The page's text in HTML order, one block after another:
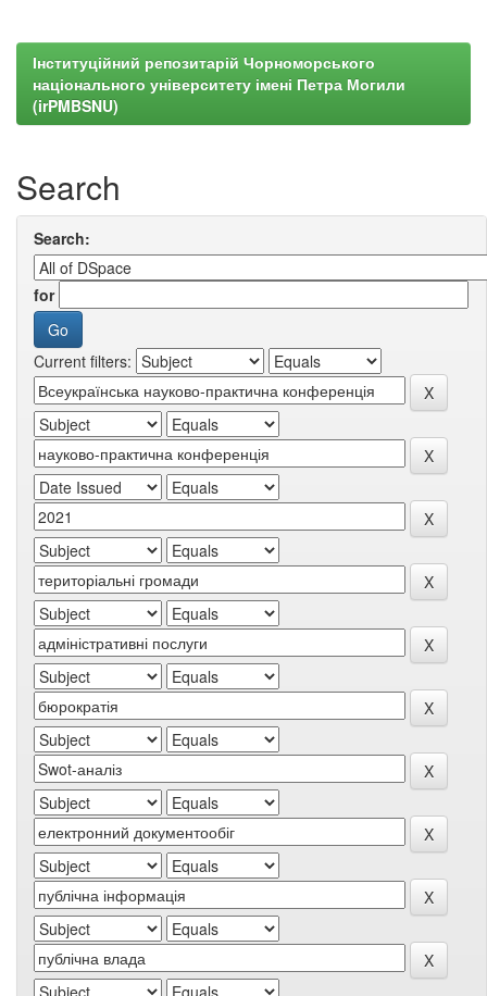
Інституційний репозитарій Чорноморського
національного університету імені Петра Могили
(irPMBSNU)
Search
Search:
for
Current filters: